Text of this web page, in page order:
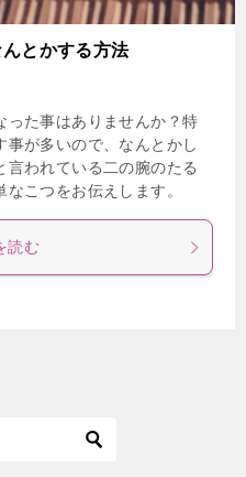
とかする方法
った事はありませんか？特
事が多いので、なんとかし
言われている二の腕のたる
こつをお伝えします。
読む